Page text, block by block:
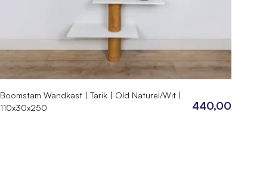
Boomstam Wandkast | Tarik | Old Naturel/Wit |
110x30x250
440,00